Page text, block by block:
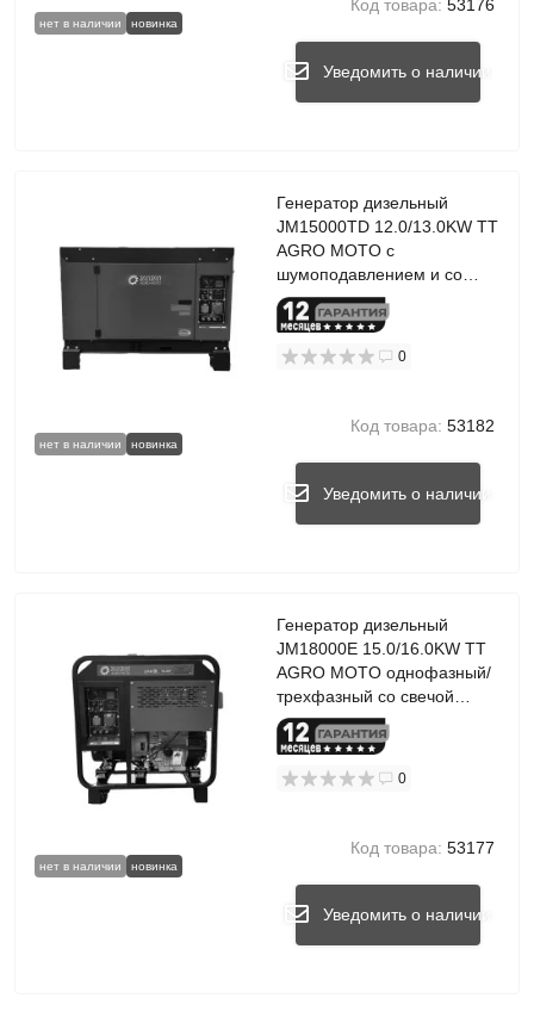
нет в наличии новинка
Код товара: 53176
Уведомить о наличии
нет в наличии новинка
Генератор дизельный
JM15000TD 12.0/13.0KW TT
AGRO MOTO с
шумоподавлением и со
свечой накала
0
Код товара: 53182
Уведомить о наличии
нет в наличии новинка
Генератор дизельный
JM18000E 15.0/16.0KW TT
AGRO MOTO однофазный/
трехфазный со свечой
накала
0
Код товара: 53177
Уведомить о наличии